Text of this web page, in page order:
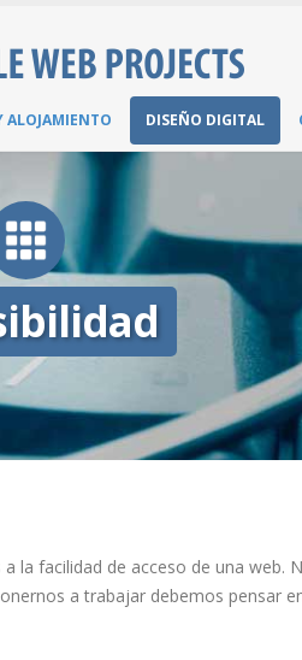
ALOJAMIENTO DISEÑO DIGITAL
la facilidad de acceso de una web.
a trabajar debemos pensar